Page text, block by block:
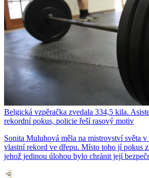
Belgická vzpěračka zvedala 334,5 kila.
rekordní pokus, policie řeší rasový motiv
Sonita Muluhová měla na mistrovství světa
vlastní rekord ve dřepu. Místo toho jí pokus
jehož jedinou úlohou bylo chránit její